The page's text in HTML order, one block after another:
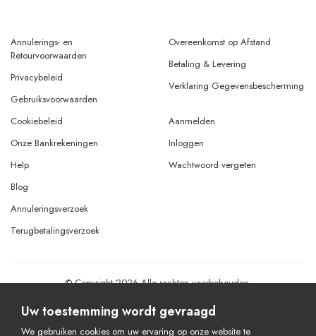
Annulerings- en
Retourvoorwaarden
Privacybeleid
Gebruiksvoorwaarden
Overeenkomst op Afstand
Betaling & Levering
Verklaring Gegevensbescherming
Cookiebeleid
Onze Bankrekeningen
Help
Aanmelden
Inloggen
Wachtwoord vergeten
Blog
Annuleringsverzoek
Terugbetalingsverzoek
© Copyright 2026 Alle rechten voorbehouden.
Uw toestemming wordt gevraagd
We gebruiken cookies om uw ervaring op onze website te